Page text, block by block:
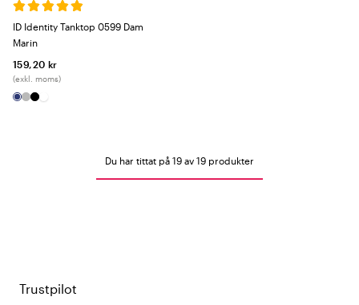
ID Identity Tanktop 0599 Dam
Marin
159,20 kr
(exkl. moms)
Du har tittat på 19 av 19 produkter
Trustpilot